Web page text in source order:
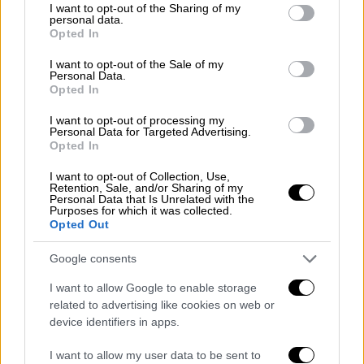
not limited to your visit or usage behaviour. You may click to
grant or deny consent to Google and its third-party tags to
use your data for below specified purposes in below Google
consent section.
I want to opt-out of the Sharing of my
personal data.
Opted In
I want to opt-out of the Sale of my
Personal Data.
Opted In
I want to opt-out of processing my
Personal Data for Targeted Advertising.
Opted In
I want to opt-out of Collection, Use,
Retention, Sale, and/or Sharing of my
Personal Data that Is Unrelated with the
Purposes for which it was collected.
Opted Out
Google consents
I want to allow Google to enable storage
related to advertising like cookies on web or
device identifiers in apps.
I want to allow my user data to be sent to
Τηλεόραση| 22.03.2021 08:49
YFSF: Αποθεώθηκε η Τάνια Μπρεάζου
ως Τζένη Βάνου - «Καζαντζίδης» και
Κονιτοπούλου έδωσαν ρέστα
Η Τάνια Μπρεάζου έδωσε άλλη μία
ήταν η νικήτρια της βραδιάς στο YFSF